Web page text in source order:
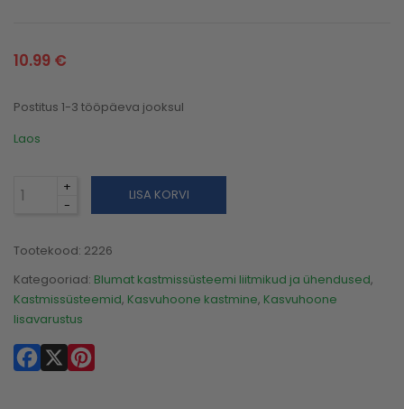
10.99 €
Postitus 1-3 tööpäeva jooksul
Laos
LISA KORVI
Tootekood: 2226
Kategooriad: Blumat kastmissüsteemi liitmikud ja ühendused,
Kastmissüsteemid, Kasvuhoone kastmine, Kasvuhoone
lisavarustus
Facebook
X